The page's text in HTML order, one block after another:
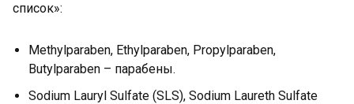
список»:
Мethylparaben, Ethylparaben, Propylparaben,
Butylparaben – парабены.
Sodium Lauryl Sulfate (SLS), Sodium Laureth Sulfate